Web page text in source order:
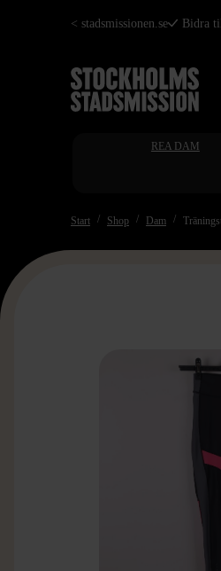
Hoppa
huvudinnehåll
< stadsmissionen.se Bidra
REA DAM
Start Shop Dam